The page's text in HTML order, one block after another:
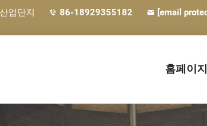
업단지 86-18929355182 [email
홈페이지